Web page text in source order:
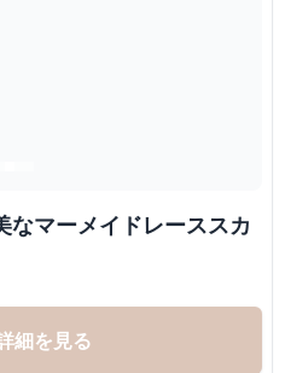
なマーメイドレーススカ
細を見る